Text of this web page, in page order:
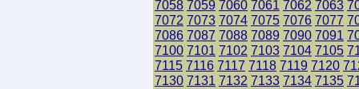
7058 7059 7060 7061 7062 7063
7072 7073 7074 7075 7076 7077
7086 7087 7088 7089 7090 7091
7100 7101 7102 7103 7104 7105
7115 7116 7117 7118 7119 7120
7130 7131 7132 7133 7134 7135